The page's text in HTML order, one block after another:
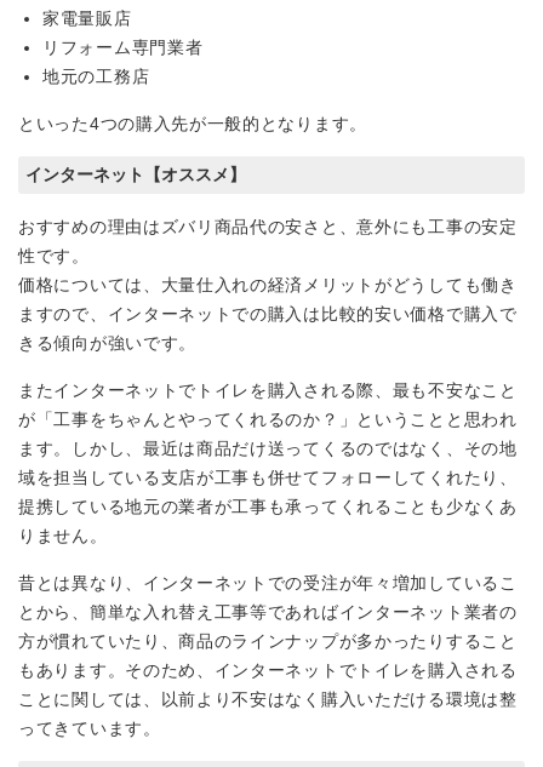
家電量販店
リフォーム専門業者
地元の工務店
といった4つの購入先が一般的となります。
インターネット【オススメ】
おすすめの理由はズバリ商品代の安さと、意外にも工事の安定
性です。
価格については、大量仕入れの経済メリットがどうしても働き
ますので、インターネットでの購入は比較的安い価格で購入で
きる傾向が強いです。
またインターネットでトイレを購入される際、最も不安なこと
が「工事をちゃんとやってくれるのか？」ということと思われ
ます。しかし、最近は商品だけ送ってくるのではなく、その地
域を担当している支店が工事も併せてフォローしてくれたり、
提携している地元の業者が工事も承ってくれることも少なくあ
りません。
昔とは異なり、インターネットでの受注が年々増加しているこ
とから、簡単な入れ替え工事等であればインターネット業者の
方が慣れていたり、商品のラインナップが多かったりすること
もあります。そのため、インターネットでトイレを購入される
ことに関しては、以前より不安はなく購入いただける環境は整
ってきています。